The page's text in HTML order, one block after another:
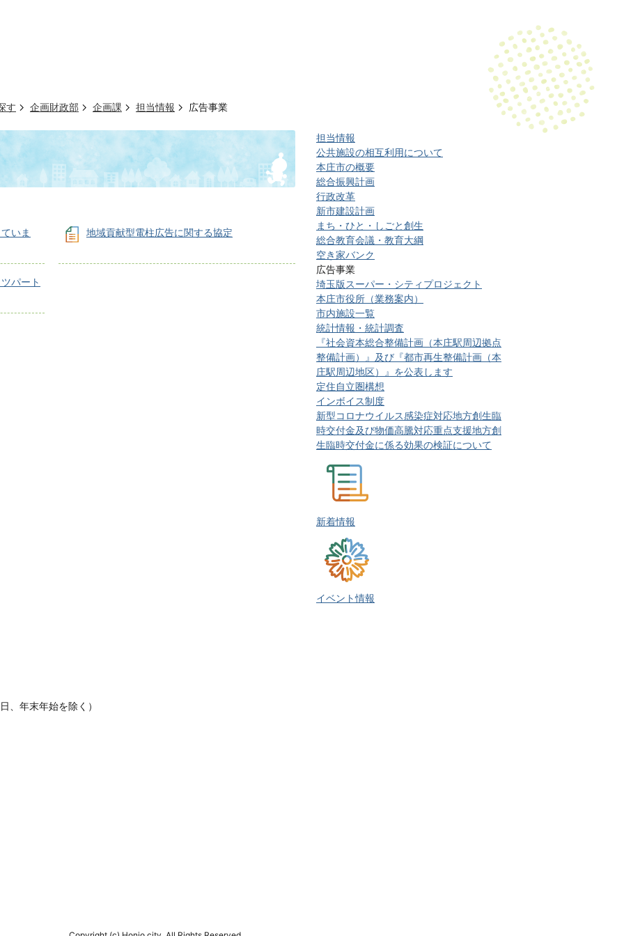
す 企画財政部 企画課 担当情報 広告事業
いま 地域貢献型電柱広告に関する協定
パート
担当情報
公共施設の相互利用について
本庄市の概要
総合振興計画
行政改革
新市建設計画
まち・ひと・しごと創生
総合教育会議・教育大綱
空き家バンク
広告事業
埼玉版スーパー・シティプロジェクト
本庄市役所（業務案内）
市内施設一覧
統計情報・統計調査
『社会資本総合整備計画（本庄駅周辺拠点
整備計画）』及び『都市再生整備計画（本
庄駅周辺地区）』を公表します
定住自立圏構想
インボイス制度
新型コロナウイルス感染症対応地方創生臨
時交付金及び物価高騰対応重点支援地方創
生臨時交付金に係る効果の検証について
新着情報
イベント情報
、年末年始を除く）